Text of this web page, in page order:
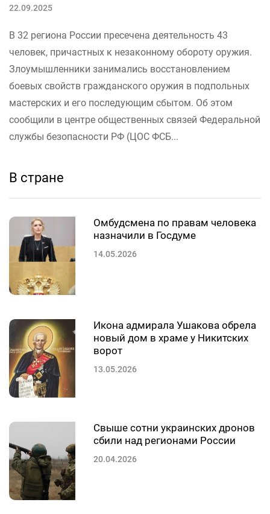
22.09.2025
В 32 региона России пресечена деятельность 43
человек, причастных к незаконному обороту оружия.
Злоумышленники занимались восстановлением
боевых свойств гражданского оружия в подпольных
мастерских и его последующим сбытом. Об этом
сообщили в центре общественных связей Федеральной
службы безопасности РФ (ЦОС ФСБ...
В стране
Омбудсмена по правам человека
назначили в Госдуме
14.05.2026
Икона адмирала Ушакова обрела
новый дом в храме у Никитских
ворот
13.05.2026
Свыше сотни украинских дронов
сбили над регионами России
20.04.2026